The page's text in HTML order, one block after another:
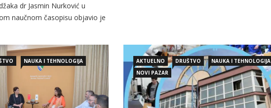
dr Jasmin Nurković u
naučnom časopisu objavio je
Posljednja naučna
nauka Jasmina Nurkovića
dokumenta za upis mogu podnijeti i […]
NAUKA I TEHNOLOGIJA
AKTUELNO DRUŠTVO
NAUKA I TEHNOLOGIJA
NOVI PAZAR